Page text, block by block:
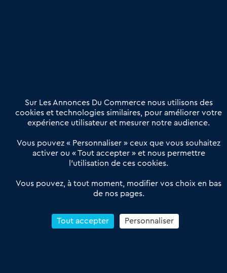
Offres Pro
Actualités
Qui sommes nous ?
Derniers articles
Réseau 3C : un partenaire national dédié aux transactions
Petitscommerces : Un partenariat au service du commerce de
proximité et des territoires
Reprendre un Restaurant Rapide
Sur Les Annonces Du Commerce nous utilisons des
cookies et technologies similaires, pour améliorer votre
expérience utilisateur et mesurer notre audience.
Vous pouvez « Personnaliser » ceux que vous souhaitez
activer ou « Tout accepter » et nous permettre
l’utilisation de ces cookies.
Vous pouvez, à tout moment, modifier vos choix en bas
de nos pages.
Tout accepter Personnaliser